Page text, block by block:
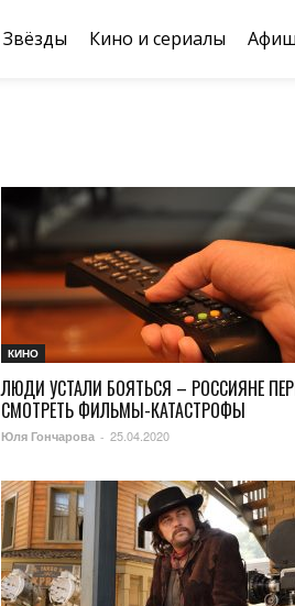
Звёзды Кино и сериалы
КИНО
ЛЮДИ УСТАЛИ БОЯТЬСЯ – РОССИЯНЕ
СМОТРЕТЬ ФИЛЬМЫ-КАТАСТРОФЫ
Юля Гончарова - 25.04.2020